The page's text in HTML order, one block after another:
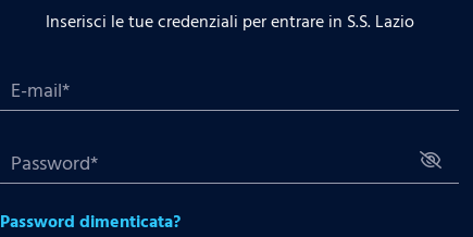
Inserisci le tue credenziali per entrare in S.S. Lazio
Password dimenticata?